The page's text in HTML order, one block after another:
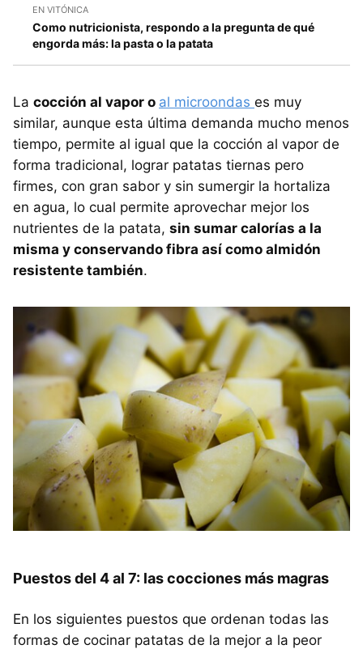
EN VITÓNICA
Como nutricionista, respondo a la pregunta de qué
engorda más: la pasta o la patata
La cocción al vapor o al microondas es muy
similar, aunque esta última demanda mucho menos
tiempo, permite al igual que la cocción al vapor de
forma tradicional, lograr patatas tiernas pero
firmes, con gran sabor y sin sumergir la hortaliza
en agua, lo cual permite aprovechar mejor los
nutrientes de la patata, sin sumar calorías a la
misma y conservando fibra así como almidón
resistente también.
Puestos del 4 al 7: las cocciones más magras
En los siguientes puestos que ordenan todas las
formas de cocinar patatas de la mejor a la peor